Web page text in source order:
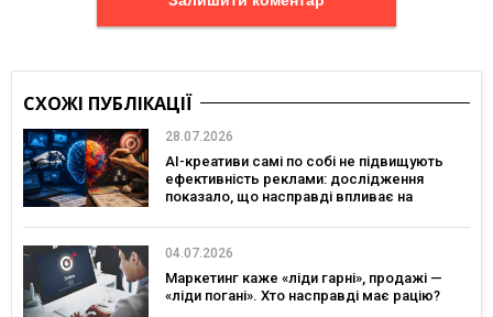
СХОЖІ ПУБЛІКАЦІЇ
28.07.2026
AI-креативи самі по собі не підвищують
ефективність реклами: дослідження
показало, що насправді впливає на
04.07.2026
Маркетинг каже «ліди гарні», продажі —
«ліди погані». Хто насправді має рацію?